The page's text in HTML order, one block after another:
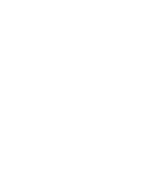
& Ficheiros